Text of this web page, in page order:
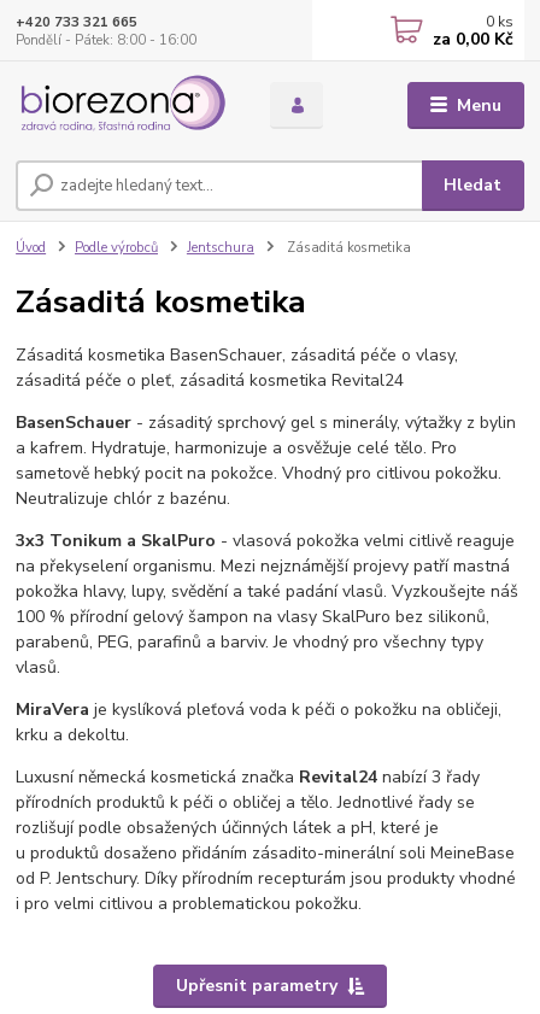
Menu
Hledat
+420 733 321 665
Pondělí - Pátek: 8:00 - 16:00
0 ks
za 0,00 Kč
Úvod Podle výrobců Jentschura Zásaditá kosmetika
Zásaditá kosmetika
Zásaditá kosmetika BasenSchauer, zásaditá péče o vlasy,
zásaditá péče o pleť, zásaditá kosmetika Revital24
BasenSchauer - zásaditý sprchový gel s minerály, výtažky z bylin
a kafrem. Hydratuje, harmonizuje a osvěžuje celé tělo. Pro
sametově hebký pocit na pokožce. Vhodný pro citlivou pokožku.
Neutralizuje chlór z bazénu.
3x3 Tonikum a SkalPuro - vlasová pokožka velmi citlivě reaguje
na překyselení organismu. Mezi nejznámější projevy patří mastná
pokožka hlavy, lupy, svědění a také padání vlasů. Vyzkoušejte náš
100 % přírodní gelový šampon na vlasy SkalPuro bez silikonů,
parabenů, PEG, parafinů a barviv. Je vhodný pro všechny typy
vlasů.
MiraVeraje kyslíková pleťová voda k péči o pokožku na obličeji,
krku a dekoltu.
Luxusní německá kosmetická značka Revital24nabízí 3 řady
přírodních produktů k péči o obličej a tělo. Jednotlivé řady se
rozlišují podle obsažených účinných látek a pH, které je
u produktů dosaženo přidáním zásadito-minerální soli MeineBase
od P. Jentschury. Díky přírodním recepturám jsou produkty vhodné
i pro velmi citlivou a problematickou pokožku.
Upřesnit parametry